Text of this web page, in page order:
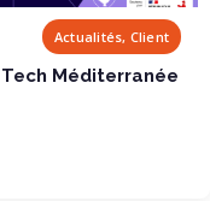
Actualités, Client
Méditerranée